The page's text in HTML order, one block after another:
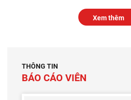
Xem thêm
THÔNG TIN
BÁO CÁO VIÊN